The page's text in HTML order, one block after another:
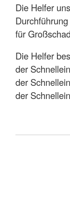
Die Helfer
für
Die Helfer
der
der
der